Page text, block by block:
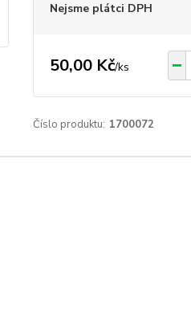
Nejsme plátci DPH
50,00 Kč/ks
Číslo produktu: 1700072